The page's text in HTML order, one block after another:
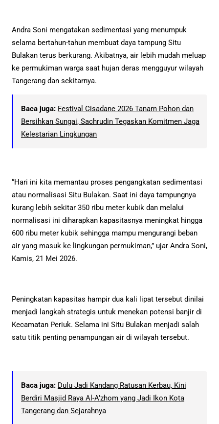
Andra Soni mengatakan sedimentasi yang menumpuk
selama bertahun-tahun membuat daya tampung Situ
Bulakan terus berkurang. Akibatnya, air lebih mudah meluap
ke permukiman warga saat hujan deras mengguyur wilayah
Tangerang dan sekitarnya.
Baca juga: Festival Cisadane 2026 Tanam Pohon dan
Bersihkan Sungai, Sachrudin Tegaskan Komitmen Jaga
Kelestarian Lingkungan
“Hari ini kita memantau proses pengangkatan sedimentasi
atau normalisasi Situ Bulakan. Saat ini daya tampungnya
kurang lebih sekitar 350 ribu meter kubik dan melalui
normalisasi ini diharapkan kapasitasnya meningkat hingga
600 ribu meter kubik sehingga mampu mengurangi beban
air yang masuk ke lingkungan permukiman,” ujar Andra Soni,
Kamis, 21 Mei 2026.
Peningkatan kapasitas hampir dua kali lipat tersebut dinilai
menjadi langkah strategis untuk menekan potensi banjir di
Kecamatan Periuk. Selama ini Situ Bulakan menjadi salah
satu titik penting penampungan air di wilayah tersebut.
Baca juga: Dulu Jadi Kandang Ratusan Kerbau, Kini
Berdiri Masjid Raya Al-A’zhom yang Jadi Ikon Kota
Tangerang dan Sejarahnya